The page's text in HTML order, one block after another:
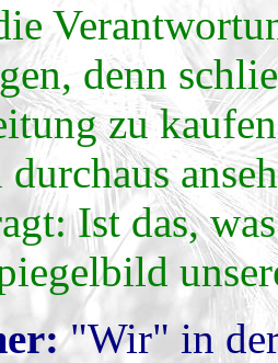
denn
zu
Ist das,
"Wir" in der